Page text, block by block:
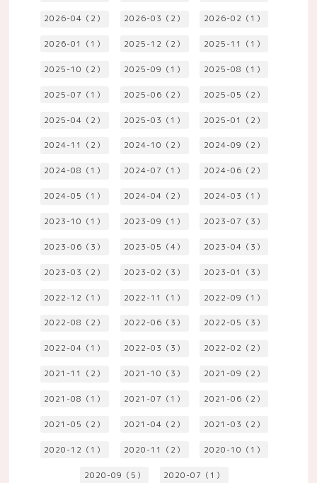
2026-04（2） 2026-03（2） 2026-02（1）
2026-01（1） 2025-12（2） 2025-11（1）
2025-10（2） 2025-09（1） 2025-08（1）
2025-07（1） 2025-06（2） 2025-05（2）
2025-04（2） 2025-03（1） 2025-01（2）
2024-11（2） 2024-10（2） 2024-09（2）
2024-08（1） 2024-07（1） 2024-06（2）
2024-05（1） 2024-04（2） 2024-03（1）
2023-10（1） 2023-09（1） 2023-07（3）
2023-06（3） 2023-05（4） 2023-04（3）
2023-03（2） 2023-02（3） 2023-01（3）
2022-12（1） 2022-11（1） 2022-09（1）
2022-08（2） 2022-06（3） 2022-05（3）
2022-04（1） 2022-03（3） 2022-02（2）
2021-11（2） 2021-10（3） 2021-09（2）
2021-08（1） 2021-07（1） 2021-06（2）
2021-05（2） 2021-04（2） 2021-03（2）
2020-12（1） 2020-11（2） 2020-10（1）
2020-09（5） 2020-07（1）